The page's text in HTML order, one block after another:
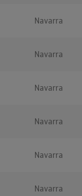
Navarra
Navarra
Navarra
Navarra
Navarra
Navarra